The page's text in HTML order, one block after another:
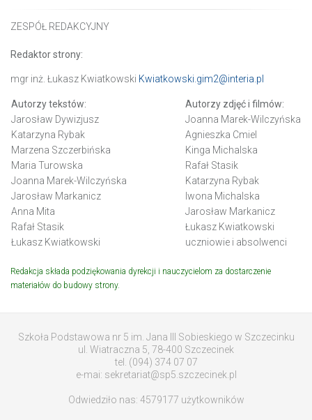
ZESPÓŁ REDAKCYJNY
Redaktor strony:
mgr inż. Łukasz Kwiatkowski Kwiatkowski.gim2@interia.pl
Autorzy tekstów:
Autorzy zdjęć i filmów:
Jarosław Dywizjusz
Joanna Marek-Wilczyńska
Katarzyna Rybak
Agnieszka Cmiel
Marzena Szczerbińska
Kinga Michalska
Maria Turowska
Rafał Stasik
Joanna Marek-Wilczyńska
Katarzyna Rybak
Jarosław Markanicz
Iwona Michalska
Anna Mita
Jarosław Markanicz
Rafał Stasik
Łukasz Kwiatkowski
Łukasz Kwiatkowski
uczniowie i absolwenci
Redakcja składa podziękowania dyrekcji i nauczycielom za dostarczenie
materiałów do budowy strony.
Szkoła Podstawowa nr 5 im. Jana III Sobieskiego w Szczecinku
ul. Wiatraczna 5, 78-400 Szczecinek
tel. (094) 374 07 07
e-mai: sekretariat@sp5.szczecinek.pl
Odwiedziło nas: 4579177 użytkowników